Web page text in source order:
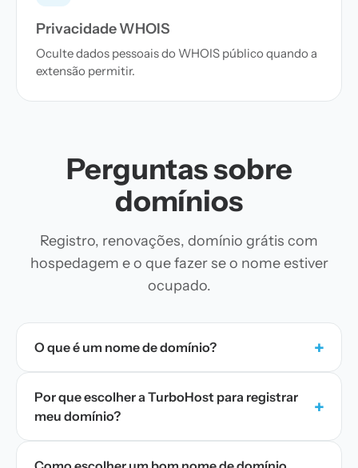
Privacidade WHOIS
Oculte dados pessoais do WHOIS público quando a
extensão permitir.
Perguntas sobre
domínios
Registro, renovações, domínio grátis com
hospedagem e o que fazer se o nome estiver
ocupado.
O que é um nome de domínio? +
Por que escolher a TurboHost para registrar
meu domínio?
+